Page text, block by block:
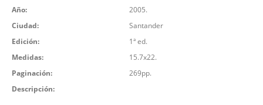
Año:
2005.
Ciudad:
Santander
Edición:
1ª ed.
Medidas:
15.7x22.
Paginación:
269pp.
Descripción: